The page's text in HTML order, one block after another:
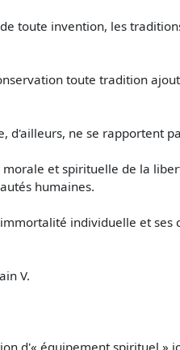
toute invention, les
toute tradition
d'ailleurs, ne se rapportent
et spirituelle de la
humaines.
individuelle et ses
V.